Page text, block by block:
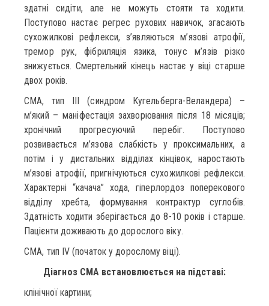
здатні сидіти, але не можуть стояти та ходити.
Поступово настає регрес рухових навичок, згасають
сухожилкові рефлекси, з’являються м’язові атрофії,
тремор рук, фібриляція язика, тонус м’язів різко
знижується. Смертельний кінець настає у віці старше
двох років.
СМА, тип III (синдром Кугельберга-Веландера) –
м’який – маніфестація захворювання після 18 місяців;
хронічний прогресуючий перебіг. Поступово
розвивається м’язова слабкість у проксимальних, а
потім і у дистальних відділах кінцівок, наростають
м’язові атрофії, пригнічуються сухожилкові рефлекси.
Характерні “качача” хода, гіперлордоз поперекового
відділу хребта, формування контрактур суглобів.
Здатність ходити зберігається до 8-10 років і старше.
Пацієнти доживають до дорослого віку.
СМА, тип IV (початок у дорослому віці).
Діагноз СМА встановлюється на підставі:
клінічної картини;